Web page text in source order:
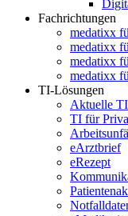
Fachrichtungen
medatixx
medatixx
medatixx
medatixx
TI-Lösungen
Aktuelle
TI für
eArztbrief
eRezept